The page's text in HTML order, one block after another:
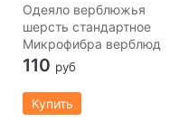
Одеяло верблюжья
шерсть стандартное
Микрофибра верблюд
110 руб
Купить